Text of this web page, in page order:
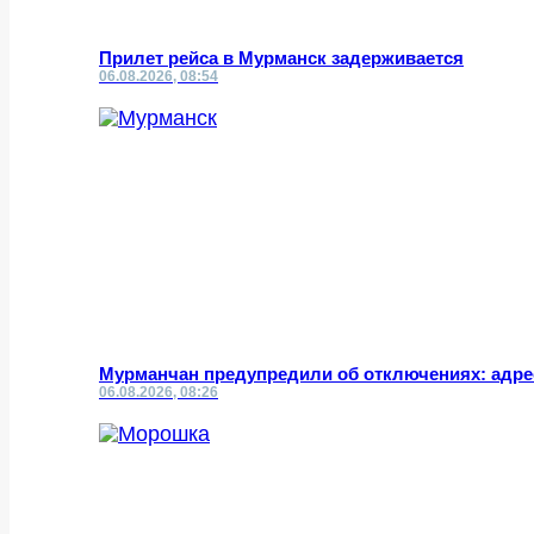
Прилет рейса в Мурманск задерживается
06.08.2026, 08:54
Мурманчан предупредили об отключениях:
06.08.2026, 08:26